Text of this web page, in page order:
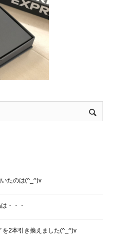
たのは(^_^)v
・・・
を2本引き換えました(^_^)v